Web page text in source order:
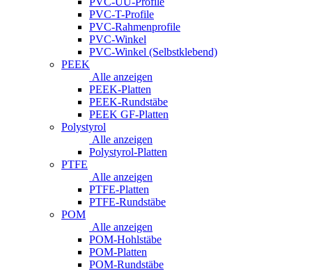
PVC-T-Profile
PVC-Rahmenprofile
PVC-Winkel
PVC-Winkel (Selbstklebend)
PEEK
Alle anzeigen
PEEK-Platten
PEEK-Rundstäbe
PEEK GF-Platten
Polystyrol
Alle anzeigen
Polystyrol-Platten
PTFE
Alle anzeigen
PTFE-Platten
PTFE-Rundstäbe
POM
Alle anzeigen
POM-Hohlstäbe
POM-Platten
POM-Rundstäbe